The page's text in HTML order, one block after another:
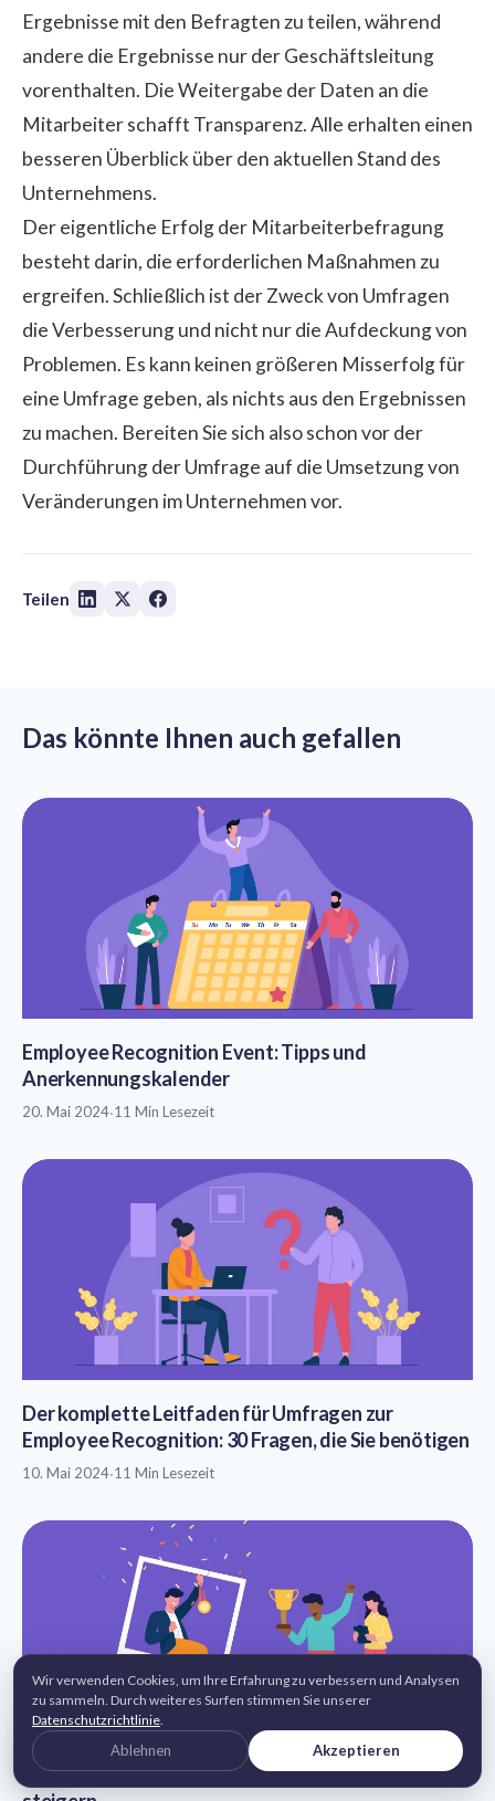
Ergebnisse mit den Befragten zu teilen, während
andere die Ergebnisse nur der Geschäftsleitung
vorenthalten. Die Weitergabe der Daten an die
Mitarbeiter schafft Transparenz. Alle erhalten einen
besseren Überblick über den aktuellen Stand des
Unternehmens.
Der eigentliche Erfolg der Mitarbeiterbefragung
besteht darin, die erforderlichen Maßnahmen zu
ergreifen. Schließlich ist der Zweck von Umfragen
die Verbesserung und nicht nur die Aufdeckung von
Problemen. Es kann keinen größeren Misserfolg für
eine Umfrage geben, als nichts aus den Ergebnissen
zu machen. Bereiten Sie sich also schon vor der
Durchführung der Umfrage auf die Umsetzung von
Veränderungen im Unternehmen vor.
Teilen
Das könnte Ihnen auch gefallen
Employee Recognition Event: Tipps und
Anerkennungskalender
20. Mai 2024·11 Min Lesezeit
Der komplette Leitfaden für Umfragen zur
Employee Recognition: 30 Fragen, die Sie benötigen
10. Mai 2024·11 Min Lesezeit
9 Wege, um den Mitarbeiter des Monats Award zu
Wir verwenden Cookies, um Ihre Erfahrung zu verbessern und Analysen
zu sammeln. Durch weiteres Surfen stimmen Sie unserer
Datenschutzrichtlinie.
Ablehnen Akzeptieren